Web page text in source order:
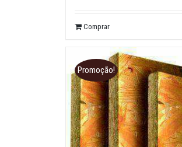
Comprar
Promoção!